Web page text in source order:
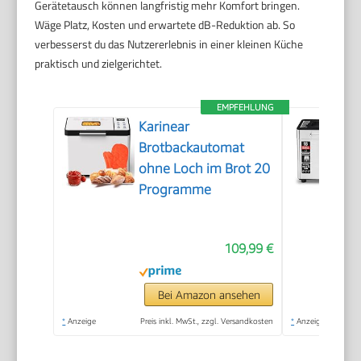
Gerätetausch können langfristig mehr Komfort bringen.
Wäge Platz, Kosten und erwartete dB-Reduktion ab. So
verbesserst du das Nutzererlebnis in einer kleinen Küche
praktisch und zielgerichtet.
EMPFEHLUNG
Karinear
Brotbackautomat
ohne Loch im Brot 20
Programme
109,99 €
Bei Amazon ansehen
* Anzeige Preis inkl. MwSt., zzgl. Versandkosten * Anzeige